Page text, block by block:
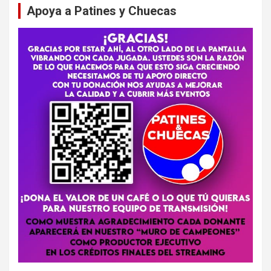
Apoya a Patines y Chuecas